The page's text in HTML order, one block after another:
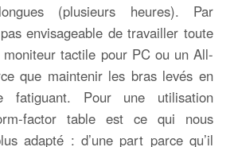
(plusieurs heures). Par
envisageable de travailler toute
tactile pour PC ou un All-
que maintenir les bras levés en
fatiguant. Pour une utilisation
factor table est ce qui nous
adapté : d’une part parce qu’il